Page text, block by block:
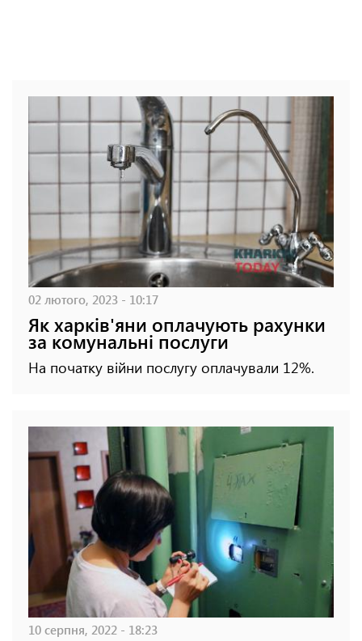
02 лютого, 2023 - 10:17
Як харків'яни оплачують рахунки
за комунальні послуги
На початку війни послугу оплачували 12%.
10 серпня, 2022 - 18:23